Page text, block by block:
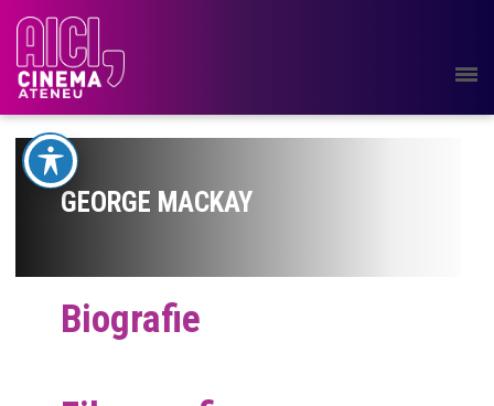
GEORGE MACKAY
Biografie